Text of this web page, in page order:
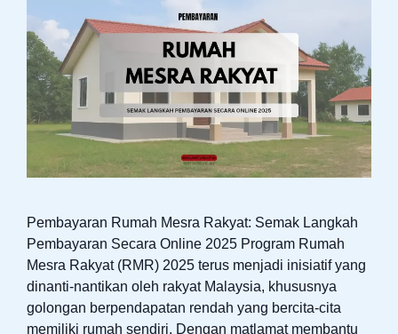
Pembayaran Rumah Mesra Rakyat: Semak Langkah
Pembayaran Secara Online 2025 Program Rumah
Mesra Rakyat (RMR) 2025 terus menjadi inisiatif yang
dinanti-nantikan oleh rakyat Malaysia, khususnya
golongan berpendapatan rendah yang bercita-cita
memiliki rumah sendiri. Dengan matlamat membantu